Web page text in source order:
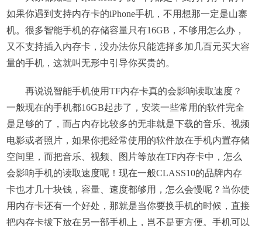
如果你遇到支持内存卡的iPhone手机，不用想那一定是山寨
机。很多智能手机的存储容量只有16GB，不够用怎么办，
又不支持插入内存卡，没办法你只能选择多加几百元买大容
量的手机，这就叫无形中引导你买贵的。
再说说智能手机使用TF内存卡真的会影响读取速度？
一般现在的手机都16GB起步了，安装一些常用的软件完全
是足够的了，而占内存比较多的无非就是下载的音乐、视频
电影或者照片，如果你把经常使用的软件放在手机内置存储
空间里，而把音乐、视频、图片等放在TF内存卡中，怎么
会影响手机的读取速度呢！现在一般CLASS10的品牌内存
卡也才几十块钱，容量、速度都够用，怎么会慢呢？当你使
用内存卡还有一个好处，那就是当你要换手机的时候，直接
把内存卡拔下放在另一部手机上，岂不是更方便。手机可以